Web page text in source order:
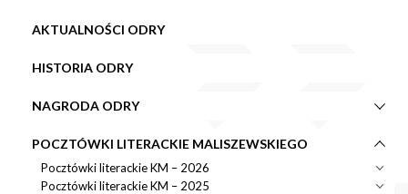
AKTUALNOŚCI ODRY
HISTORIA ODRY
NAGRODA ODRY
POCZTÓWKI LITERACKIE MALISZEWSKIEGO
Pocztówki literackie KM – 2026
Pocztówki literackie KM – 2025